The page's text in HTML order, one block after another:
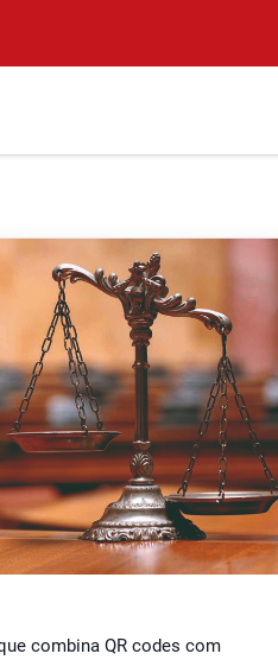
combina QR codes com